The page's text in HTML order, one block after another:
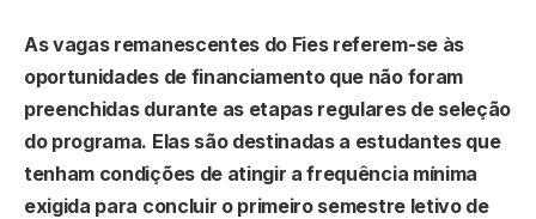
As vagas remanescentes do Fies referem-se às
oportunidades de financiamento que não foram
preenchidas durante as etapas regulares de seleção
do programa. Elas são destinadas a estudantes que
tenham condições de atingir a frequência mínima
exigida para concluir o primeiro semestre letivo de